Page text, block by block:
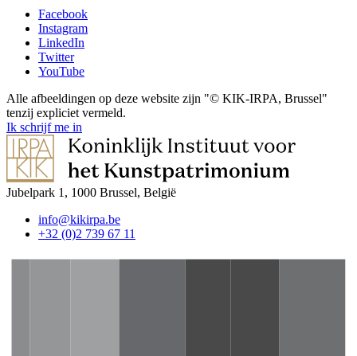
Facebook
Instagram
LinkedIn
Twitter
YouTube
Alle afbeeldingen op deze website zijn "© KIK-IRPA, Brussel"
tenzij expliciet vermeld.
Ik schrijf me in
Jubelpark 1, 1000 Brussel, België
info@kikirpa.be
+32 (0)2 739 67 11